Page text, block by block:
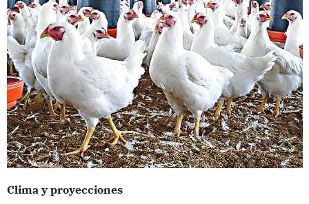
Clima y proyecciones